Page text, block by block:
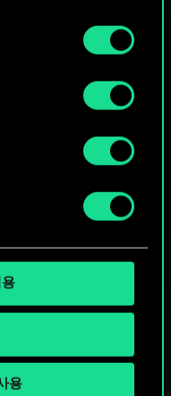
관련 설정은 아래의
용